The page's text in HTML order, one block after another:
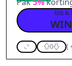
klik &
0 [